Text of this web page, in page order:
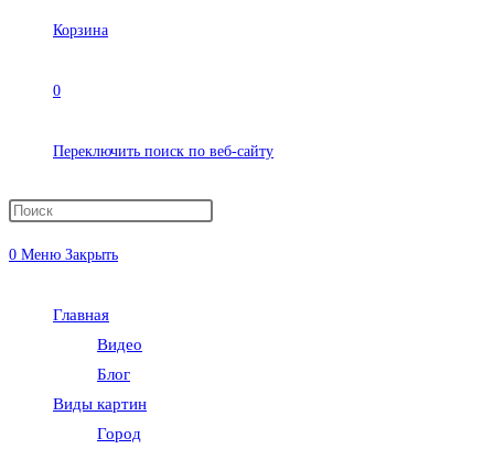
Корзина
0
Переключить поиск по веб-сайту
0 Меню Закрыть
Главная
Видео
Блог
Виды картин
Город